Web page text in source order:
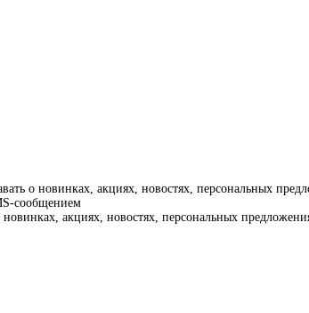
о новинках, акциях, новостях, персональных
сообщением
акциях, новостях, персональных